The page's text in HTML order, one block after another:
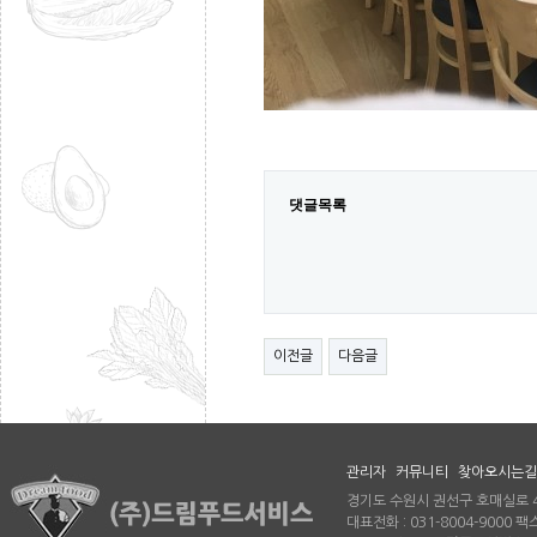
댓글목록
이전글 다음글
관리자 커뮤니티
찾아오시는길
경기도 수원시 권선구 호매실
대표전화 : 031-8004-9000